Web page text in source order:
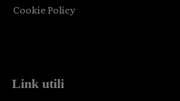
Cookie Policy
Link utili